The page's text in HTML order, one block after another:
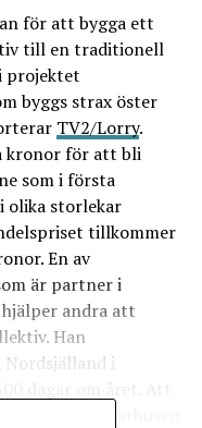
för att bygga ett
till en traditionell
projektet
byggs strax öster
TV2/Lorry.
kronor för att bli
som i första
olika storlekar
tillkommer
En av
är partner i
andra att
Han
i
göra sommarhusen